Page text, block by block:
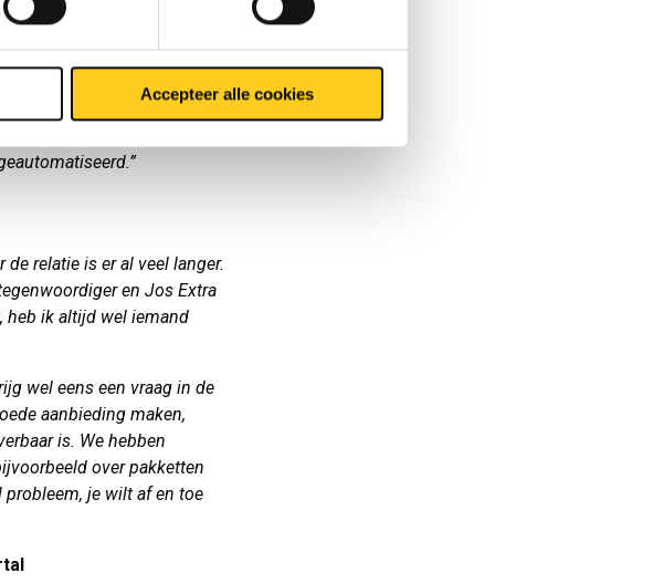
Accepteer alle cookies
Eigenlijk hebben we hier
digitaliseren, maar we
de klant geven. Het
relatie is er al veel langer.
en Jos Extra
heb ik altijd wel iemand
wel eens een vraag in de
aanbieding maken,
is. We hebben
over pakketten
je wilt af en toe